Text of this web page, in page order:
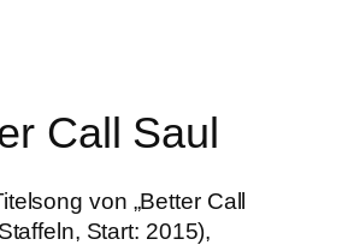
Call Saul
von „Better Call
Start: 2015),